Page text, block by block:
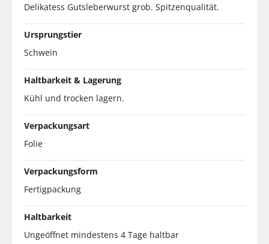
Delikatess Gutsleberwurst grob. Spitzenqualität.
Ursprungstier
Schwein
Haltbarkeit & Lagerung
Kühl und trocken lagern.
Verpackungsart
Folie
Verpackungsform
Fertigpackung
Haltbarkeit
Ungeöffnet mindestens 4 Tage haltbar